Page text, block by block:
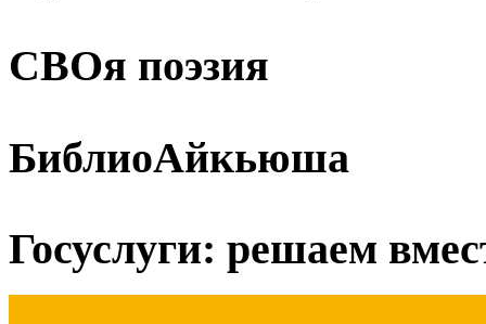
СВОя поэзия
БиблиоАйкьюша
Госуслуги: решаем